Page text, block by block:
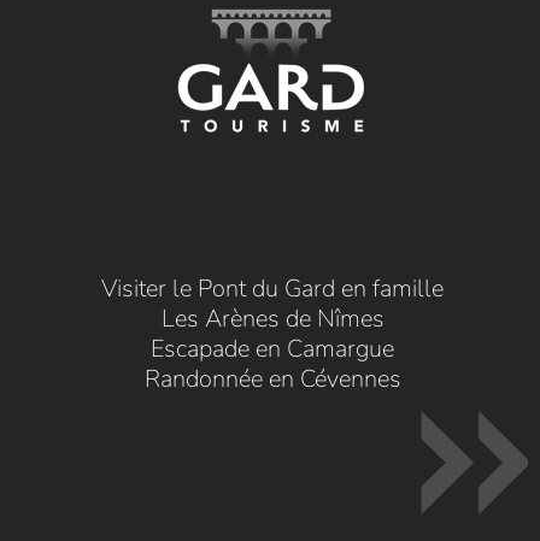
Visiter le Pont du Gard en famille
Les Arènes de Nîmes
Escapade en Camargue
Randonnée en Cévennes